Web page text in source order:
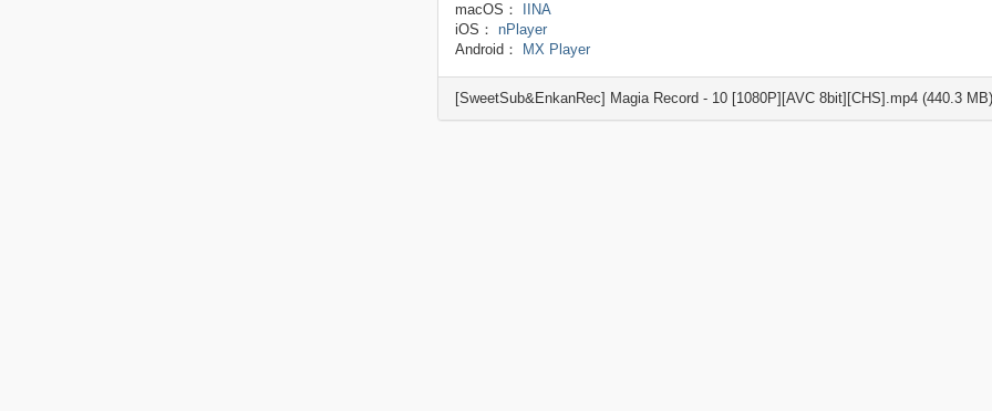
macOS：
IINA
iOS： nPlayer
Android：
MX Player
[SweetSub&EnkanRec] Magia Record - 10 [1080P][AVC 8bit][CHS].mp4 (440.3 MB)